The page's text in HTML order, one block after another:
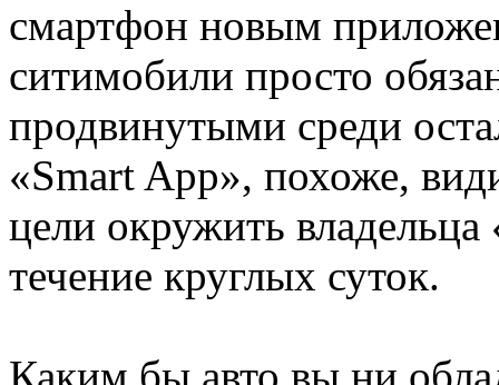
смартфон новым
ситимобили просто
продвинутыми среди
«Smart App», похоже,
цели окружить
течение круглых суток.
Каким бы авто вы ни